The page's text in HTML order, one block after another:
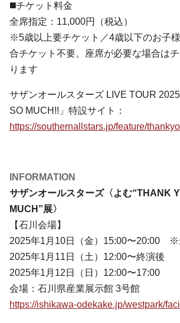
◼️チケット料金
全席指定：11,000円（税込）
※5歳以上要チケット／4歳以下のお子
合チケット不要。座席が必要な場合は
ります
サザンオールスターズ LIVE TOUR
SO MUCH!!」特設サイト：
https://southernallstars.jp/feature/
INFORMATION
サザンオールスターズ〈よむ“THANK
MUCH”展〉
【石川会場】
2025年1月10日（金）15:00〜20:00 ※
2025年1月11日（土）12:00〜終演後
2025年1月12日（日）12:00〜17:00
会場：石川県産業展示館 3号館
https://ishikawa-odekake.jp/westpark/